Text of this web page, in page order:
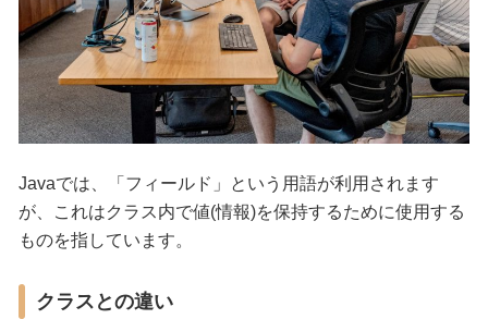
Javaでは、「フィールド」という用語が利用されます
が、これはクラス内で値(情報)を保持するために使用する
ものを指しています。
クラスとの違い